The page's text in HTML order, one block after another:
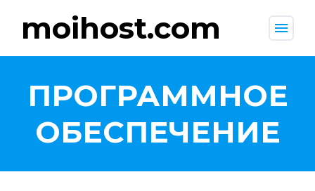
moihost.com menu
ПРОГРАММНОЕ
ОБЕСПЕЧЕНИЕ